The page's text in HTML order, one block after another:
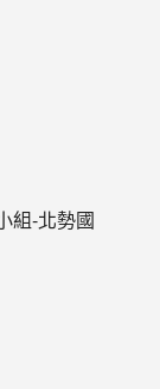
組-北勢國